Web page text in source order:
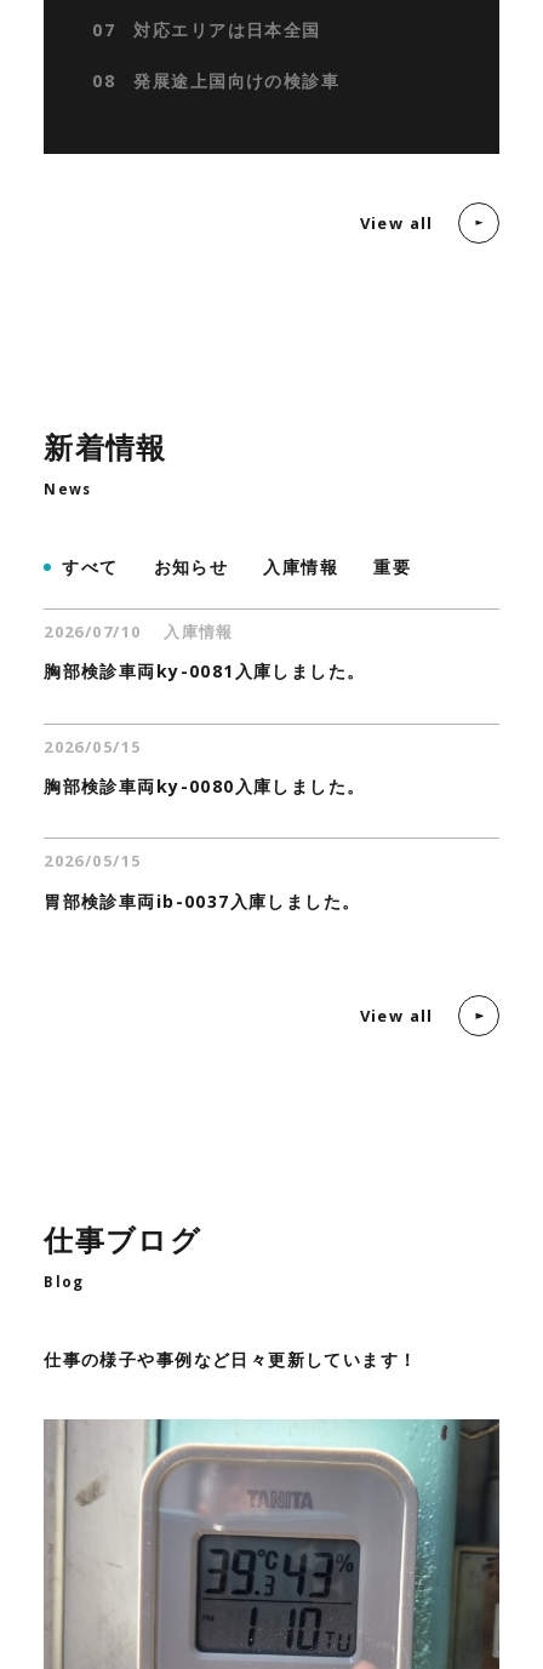
07 対応エリアは日本全国
08 発展途上国向けの検診車
View all
新着情報
News
すべて お知らせ 入庫情報 重要
2026/07/10 入庫情報
胸部検診車両ky-0081入庫しました。
2026/05/15
胸部検診車両ky-0080入庫しました。
2026/05/15
胃部検診車両ib-0037入庫しました。
View all
仕事ブログ
Blog
仕事の様子や事例など日々更新しています！